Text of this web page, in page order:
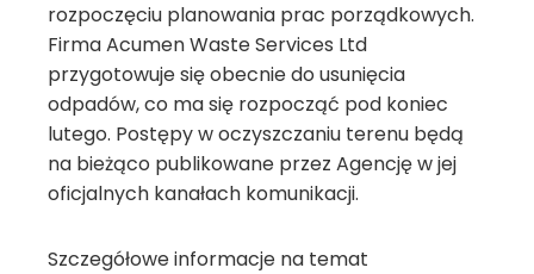
rozpoczęciu planowania prac porządkowych.
Firma Acumen Waste Services Ltd
przygotowuje się obecnie do usunięcia
odpadów, co ma się rozpocząć pod koniec
lutego. Postępy w oczyszczaniu terenu będą
na bieżąco publikowane przez Agencję w jej
oficjalnych kanałach komunikacji.
Szczegółowe informacje na temat